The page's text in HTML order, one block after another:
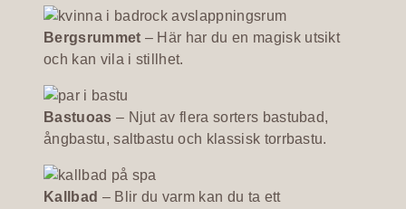
Bergsrummet – Här har du en magisk utsikt
och kan vila i stillhet.
Bastuoas – Njut av flera sorters bastubad,
ångbastu, saltbastu och klassisk torrbastu.
Kallbad – Blir du varm kan du ta ett